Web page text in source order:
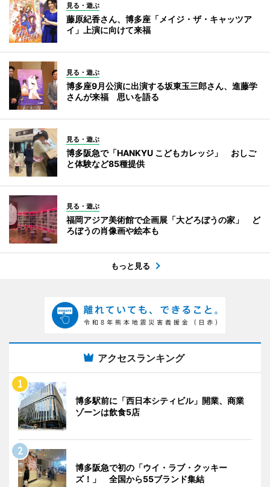
見る・遊ぶ
藤原紀香さん、博多座「メイジ・ザ・キャッツア
イ」上演に向けて来福
見る・遊ぶ
博多座9月公演に出演する坂東玉三郎さん、進藤学
さんが来福 思いを語る
見る・遊ぶ
博多阪急で「HANKYU こどもカレッジ」 おしご
と体験など85種提供
見る・遊ぶ
福岡アジア美術館で企画展「大どろぼうの家」 ど
ろぼうの肖像画や絵本も
もっと見る
アクセスランキング
博多駅前に「西日本シティビル」開業、商業
ゾーンは飲食5店
博多阪急で初の「ウイ・ラブ・クッキー
ズ！」 全国から55ブランド集結